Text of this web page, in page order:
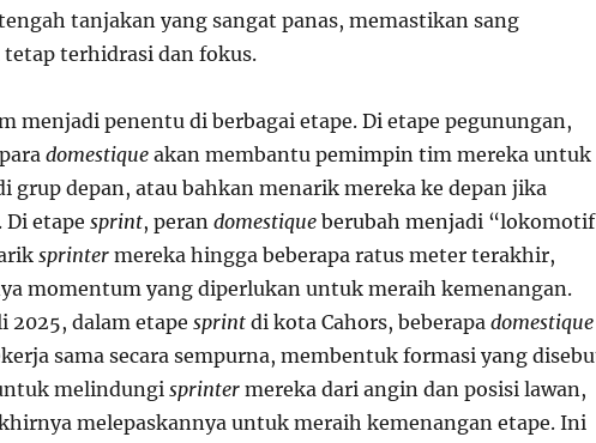
tanjakan yang sangat panas, memastikan sang
terhidrasi dan fokus.
menjadi penentu di berbagai etape. Di etape pegunungan,
domestiqueakan membantu pemimpin tim mereka untuk
grup depan, atau bahkan menarik mereka ke depan jika
etape sprint, peran domestiqueberubah menjadi
sprintermereka hingga beberapa ratus meter terakhir,
momentum yang diperlukan untuk meraih kemenangan.
2025, dalam etape sprintdi kota Cahors, beberapa domestique
sama secara sempurna, membentuk formasi yang
melindungi sprintermereka dari angin dan posisi lawan,
melepaskannya untuk meraih kemenangan etape. Ini